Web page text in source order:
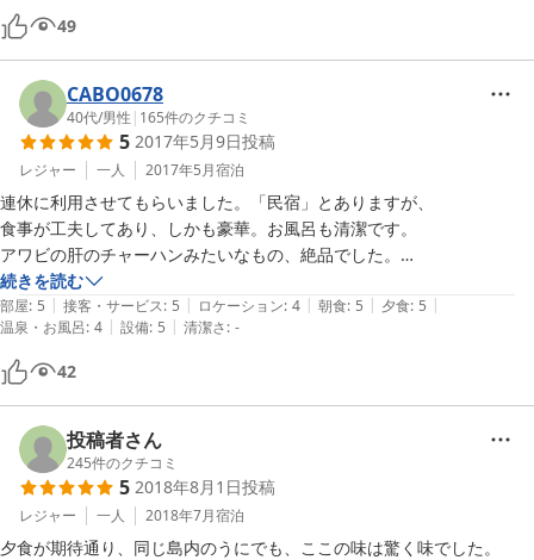
他の観光地と違って商売っけがなく、奥尻を選んで良かったと思いま
す。
唯一の難点はお風呂にカギがあれば良かったかなと。札を入浴中にして
おけば誰も入って来ないとは思うのですが、女性は少し不安かもです。
間違って入ってくるかもと家内がびびってました。
それ以外は何も言うことはありません。
49
CABO0678
40代/男性 | 165件のクチコミ
5 2017年5月9日投稿
レジャー 一人 2017年5月宿泊
連休に利用させてもらいました。「民宿」とありますが、
食事が工夫してあり、しかも豪華。お風呂も清潔です。
アワビの肝のチャーハンみたいなもの、絶品でした。
おかみさんが気さくな感じで、でもべたべたしてくるわけでもなく、
一人旅には非常に居心地よかったです。
続きを読む
部屋: 5 | 接客・サービス: 5 | ロケーション: 4 | 朝食: 5 | 夕食: 5 |
温泉・お風呂: 4 | 設備: 5 | 清潔さ: -
42
投稿者さん
245件のクチコミ
5 2018年8月1日投稿
レジャー 一人 2018年7月宿泊
夕食が期待通り、同じ島内のうにでも、ここの味は驚く味でした。